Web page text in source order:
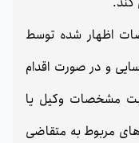
اظهار شده توسط
و در صورت اقدام
مشخصات وکیل یا
مربوط به متقاضی